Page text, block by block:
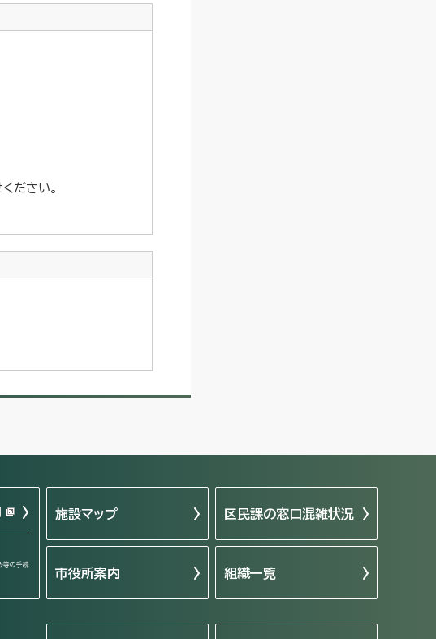
ださい。
等の手続
施設マップ 区民課の窓口混雑状況
市役所案内 組織一覧